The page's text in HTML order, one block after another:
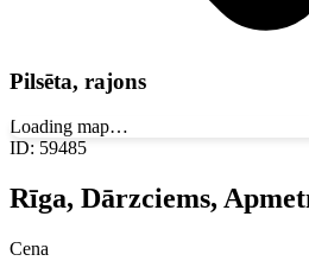
Pilsēta, rajons
Loading map…
ID: 59485
Rīga, Dārzciems,
Cena